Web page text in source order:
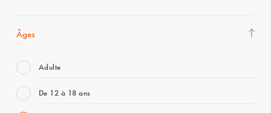
Âges
Adulte
De 12 à 18 ans